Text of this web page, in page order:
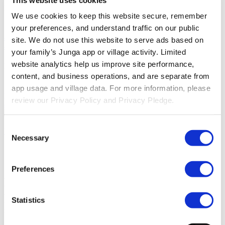
We use cookies to keep this website secure, remember
your preferences, and understand traffic on our public
site. We do not use this website to serve ads based on
your family’s Junga app or village activity. Limited
website analytics help us improve site performance,
content, and business operations, and are separate from
app usage and village data. For more information, please
review our Privacy Policy and Privacy Pledge.
Selection
Necessary
Preferences
Statistics
Base De Conocimientos Descubre cómo sacar el máximo partido
a tu experiencia Junga.
Conectar Hablemos sobre cómo puedes
Recursos
Compromiso De PrivacidadConozca nuestro compromiso con la
privacidad.
Accesibilidad
Nuestro objetivo es proporcionar acceso
a Junga a personas de todas las capacidades.
privacidad y nuestro compromiso con la
seguridad de todos los Junga de nuestra